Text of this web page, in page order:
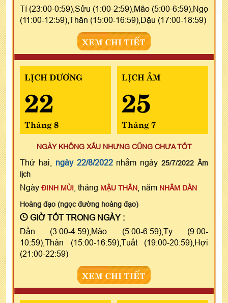
Tí (23:00-0:59),Sửu (1:00-2:59),Mão (5:00-6:59),Ngọ
(11:00-12:59),Thân (15:00-16:59),Dậu (17:00-18:59)
XEM CHI TIẾT
LỊCH DƯƠNG
22
Tháng 8
LỊCH ÂM
25
Tháng 7
NGÀY KHÔNG XẤU NHƯNG CŨNG CHƯA TỐT
Thứ hai, ngày 22/8/2022nhằm ngày25/7/2022 Âm
lịch
Ngày ĐINH MÙI , tháng MẬU THÂN , năm NHÂM DẦN
Hoàng đạo (ngọc đường hoàng đạo)
GIỜ TỐT TRONG NGÀY :
Dần (3:00-4:59),Mão (5:00-6:59),Tỵ (9:00-
10:59),Thân (15:00-16:59),Tuất (19:00-20:59),Hợi
(21:00-22:59)
XEM CHI TIẾT